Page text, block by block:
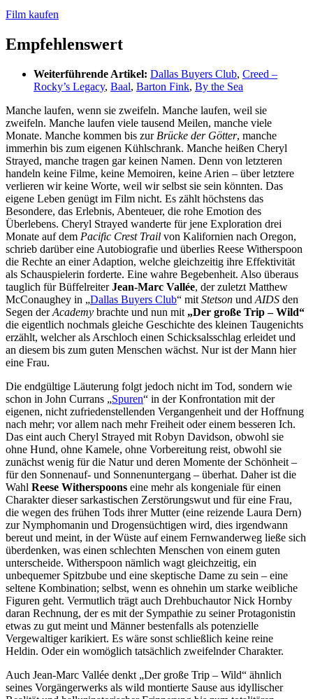
Film kaufen
Empfehlenswert
Weiterführende Artikel: Dallas Buyers Club, Creed –
Rocky’s Legacy, Baal, Barton Fink, By the Sea
Manche laufen, wenn sie zweifeln. Manche laufen, weil sie
zweifeln. Manche laufen viele tausend Meilen, manche viele
Monate. Manche kommen bis zur Brücke der Götter, manche
immerhin bis zum eigenen Kühlschrank. Manche heißen Cheryl
Strayed, manche tragen gar keinen Namen. Denn von letzteren
handeln keine Filme, keine Memoiren, keine Arien – über letztere
verlieren wir keine Worte, weil wir selbst sie sein könnten. Das
eigene Leben genügt im Film nicht. Es zählt höchstens das
Besondere, das Erlebnis, Abenteuer, die rohe Emotion des
Überlebens. Cheryl Strayed wanderte für jene Exploration drei
Monate auf dem Pacific Crest Trail von Kalifornien nach Oregon,
schrieb darüber eine Autobiografie und überlies Reese Witherspoon
die Rechte an einer Adaption, welche gleichzeitig ihre Effektivität
als Schauspielerin forderte. Eine wahre Begebenheit. Also überaus
tauglich für BüffelreiterJean-Marc Vallée, der zuletzt Matthew
McConaughey in „Dallas Buyers Club“ mit Stetson und AIDS den
Segen derAcademy brachte und nun mit „Der große Trip – Wild“
die eigentlich nochmals gleiche Geschichte des kleinen Taugenichts
erzählt, welcher als Arschloch einen Schicksalsschlag erleidet und
an diesem bis zum guten Menschen wächst. Nur ist der Mann hier
eine Frau.
Die endgültige Läuterung folgt jedoch nicht im Tod, sondern wie
schon in John Currans „Spuren“ in der Konfrontation mit der
eigenen, nicht zufriedenstellenden Vergangenheit und der Hoffnung
nach mehr; vor allem nach mehr Freiheit oder einem besseren Ich.
Das eint auch Cheryl Strayed mit Robyn Davidson, obwohl sie
ohne Hund, ohne Kamele, ohne Vorbereitung reist, obwohl sie
zunächst wenig für die Natur und deren Momente der Schönheit –
für den Sonnenauf- und Sonnenuntergang – überhat. Daher ist die
Wahl Reese Witherspoons eine mehr als kongeniale für einen
Charakter dieser sarkastischen Zerstörungswut und für eine Frau,
die wegen des frühen Tods ihrer Mutter (eine reizende Laura Dern)
zur Nymphomanin und Drogensüchtigen wird, dies irgendwann
bereut und meint, in der Wüste auf einem Fernwanderweg ließe sich
überdenken, was einen schlechten Menschen von einem guten
unterscheide. Witherspoon nämlich wagt gleichzeitig, ein
unbequemer Spitzbube und eine skeptische Dame zu sein – eine
seltene Kombination; selbst, wenn es ohnehin um starke weibliche
Figuren geht. Vermutlich trägt auch Drehbuchautor Nick Hornby
daran Rechnung, der es mit der Sympathie zu seiner Protagonistin
etwas zu gut meint und Männer bestenfalls als potenzielle
Vergewaltiger karikiert. Es wäre sonst schließlich keine reine
Heldin. Oder ein womöglich tatsächlich zweifelnder Charakter.
Auch Jean-Marc Vallée denkt „Der große Trip – Wild“ ähnlich
seines Vorgängerwerks als wild montierte Sause aus idyllischer